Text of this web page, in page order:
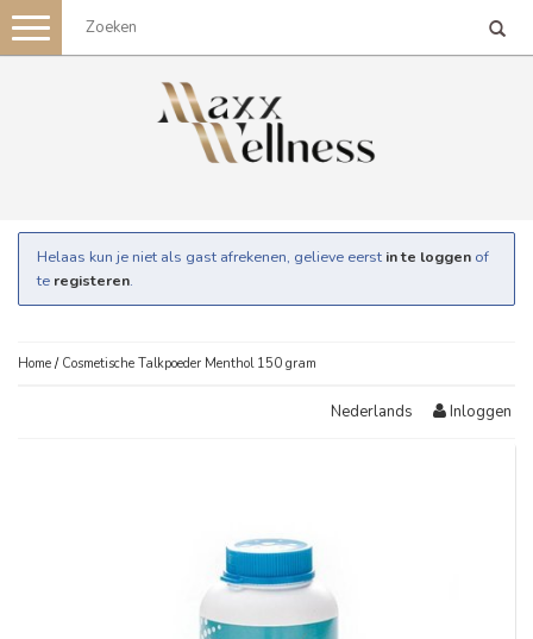
Toggle
navigation
Helaas kun je niet als gast afrekenen, gelieve eerst in te loggen of
te registeren.
Home / Cosmetische Talkpoeder Menthol 150 gram
Nederlands Inloggen